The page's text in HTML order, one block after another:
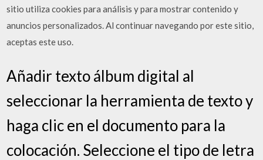
sitio utiliza cookies para análisis y para mostrar contenido y
anuncios personalizados. Al continuar navegando por este sitio,
aceptas este uso.
Añadir texto álbum digital al
seleccionar la herramienta de texto y
haga clic en el documento para la
colocación. Seleccione el tipo de letra